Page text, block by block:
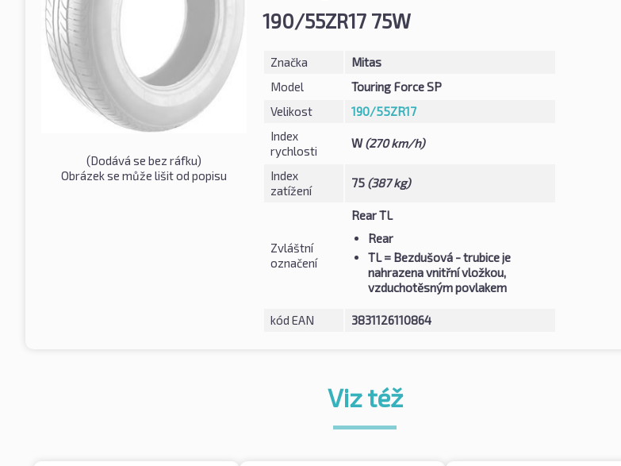
(Dodává se bez ráfku)
Obrázek se může lišit od popisu
190/55ZR17 75W
Značka
Mitas
Model
Touring Force SP
Velikost
190/55ZR17
Index
rychlosti
W(270 km/h)
Index
zatížení
75 (387 kg)
Zvláštní
označení
Rear TL
Rear
TL= Bezdušová - trubice je
nahrazena vnitřní vložkou,
vzduchotěsným povlakem
kód EAN 3831126110864
Viz též